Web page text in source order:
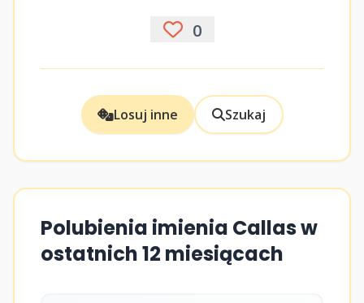
0
Losuj inne Szukaj
Polubienia imienia Callas w
ostatnich 12 miesiącach